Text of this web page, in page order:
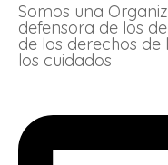
Somos una
defensora de los
de los derechos
los cuidados